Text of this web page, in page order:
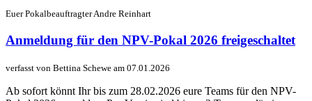
Euer Pokalbeauftragter Andre Reinhart
Anmeldung für den NPV-Pokal 2026 freigeschaltet
verfasst von Bettina Schewe am 07.01.2026
Ab sofort könnt Ihr bis zum 28.02.2026 eure Teams für den NPV-